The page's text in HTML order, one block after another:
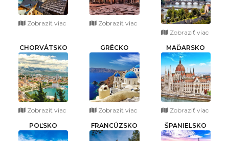
Zobraziť viac Zobraziť viac
Zobraziť viac
CHORVÁTSKO
Zobraziť viac
GRÉCKO
Zobraziť viac
MAĎARSKO
Zobraziť viac
POĽSKO FRANCÚZSKO ŠPANIELSKO